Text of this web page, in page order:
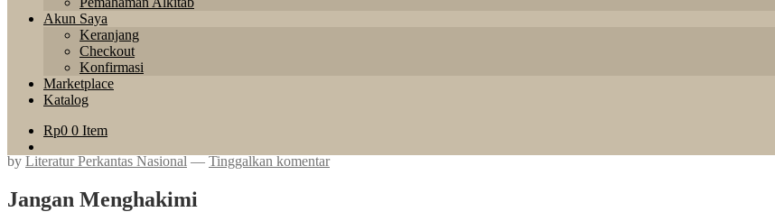
Akun Saya
Keranjang
Checkout
Konfirmasi
Marketplace
Katalog
Rp0 0 Item
by Literatur Perkantas Nasional — Tinggalkan komentar
Jangan Menghakimi